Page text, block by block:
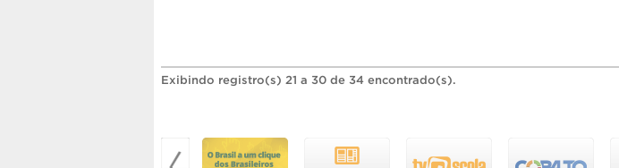
Exibindo registro(s) 21 a 30 de 34 encontrado(s).